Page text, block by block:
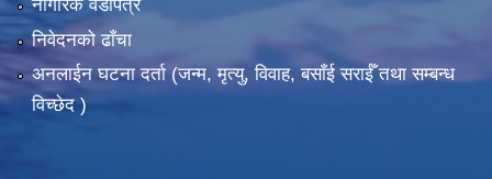
नागरिक वडापत्र
निवेदनको ढाँचा
अनलाईन घटना दर्ता (जन्म, मृत्यु, विवाह, बसाँई सराईँ तथा सम्बन्ध
विच्छेद )